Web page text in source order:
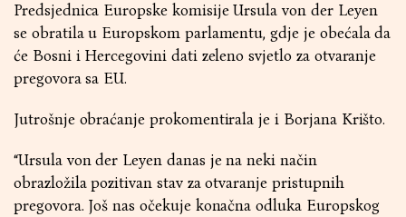
Predsjednica Europske komisije Ursula von der Leyen
se obratila u Europskom parlamentu, gdje je obećala da
će Bosni i Hercegovini dati zeleno svjetlo za otvaranje
pregovora sa EU.
Jutrošnje obraćanje prokomentirala je i Borjana Krišto.
“Ursula von der Leyen danas je na neki način
obrazložila pozitivan stav za otvaranje pristupnih
pregovora. Još nas očekuje konačna odluka Europskog